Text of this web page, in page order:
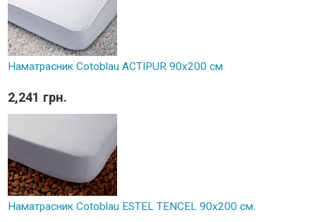
Наматрасник Cotoblau ACTIPUR 90х200 см.
2,241 грн.
Наматрасник Cotoblau ESTEL TENCEL 90х200 см.